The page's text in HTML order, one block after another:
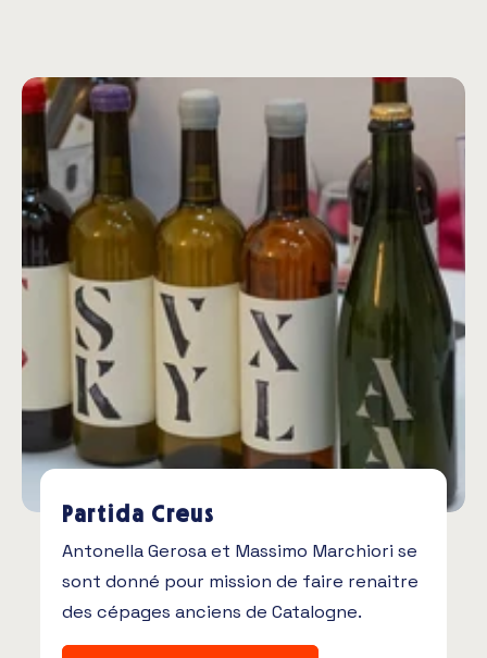
Partida Creus
Antonella Gerosa et Massimo Marchiori se
sont donné pour mission de faire renaitre
des cépages anciens de Catalogne.